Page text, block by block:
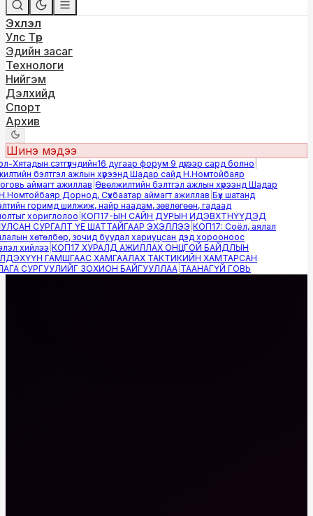
Эхлэл
Улс Төр
Эдийн засаг
Технологи
Нийгэм
Дэлхийд
Спорт
Архив
Шинэ мэдээ
сэтгүүлчдийн16 дугаар форум 9 дүгээр сард болно|
бэлтгэл ажлын хүрээнд Шадар сайд Н.Номтойбаяр
аймагт ажиллав|Өвөлжилтийн бэлтгэл ажлын хүрээнд Шадар
Дорнод, Сүхбаатар аймагт ажиллав|Бүх шатанд
горимд шилжиж, найр наадам, зөвлөгөөн, гадаад
хориглолоо|КОП17-ЫН САЙН ДУРЫН ИДЭВХТНҮҮДЭД
СУРГАЛТ ҮЕ ШАТТАЙГААР ЭХЭЛЛЭЭ|КОП17: Соёл, аялал
хөтөлбөр, зочид буудал хариуцсан дэд хорооноос
хийлээ|КОП17 ХУРАЛД АЖИЛЛАХ ОНЦГОЙ БАЙДЛЫН
ГАМШГААС ХАМГААЛАХ ТАКТИКИЙН ХАМТАРСАН
СУРГУУЛИЙГ ЗОХИОН БАЙГУУЛЛАА|ТААНАГҮЙ ГОВЬ